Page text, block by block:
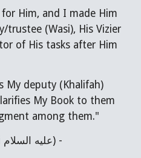
trustee (Wasi), His Vizier
of His tasks after Him
My Book to them
among them."
I have made Him (i.e. Ali عليه السلام) -